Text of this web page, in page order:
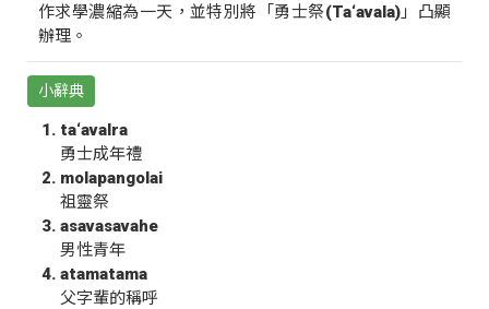
作求學濃縮為一天，並特別將「勇士祭(Ta‘avala)」凸顯
辦理。
小辭典
ta‘avalra
勇士成年禮
molapangolai
祖靈祭
asavasavahe
男性青年
atamatama
父字輩的稱呼